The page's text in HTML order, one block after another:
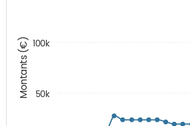
Montants (€) 50k
100k